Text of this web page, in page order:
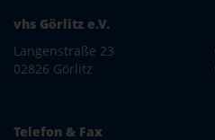
vhs Görlitz e.V.
Langenstraße 23
02826 Görlitz
Telefon & Fax